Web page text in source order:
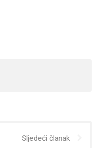
Sljedeći članak